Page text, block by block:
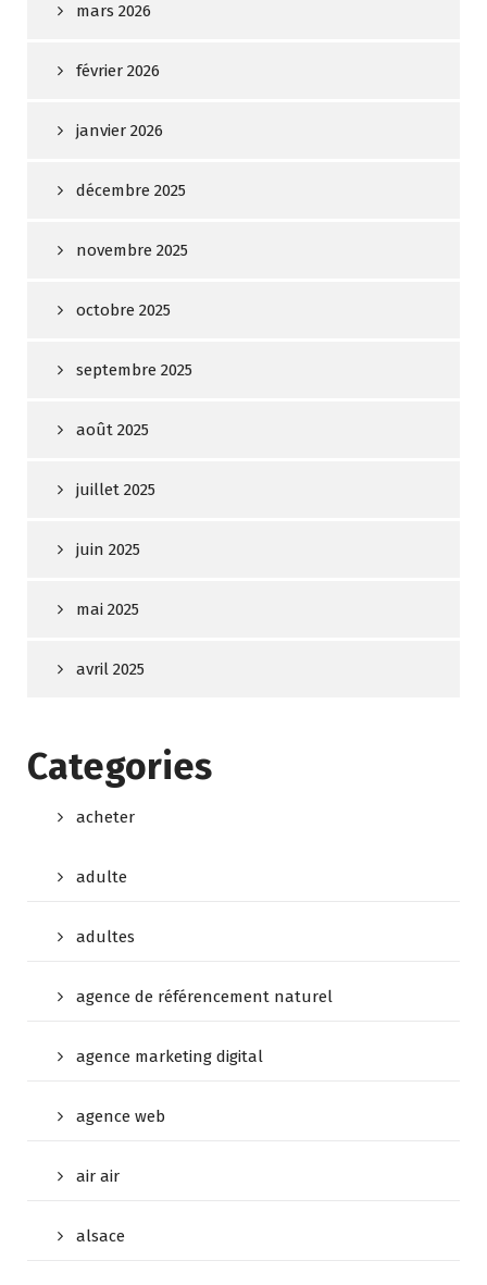
mars 2026
février 2026
janvier 2026
décembre 2025
novembre 2025
octobre 2025
septembre 2025
août 2025
juillet 2025
juin 2025
mai 2025
avril 2025
Categories
acheter
adulte
adultes
agence de référencement naturel
agence marketing digital
agence web
air air
alsace